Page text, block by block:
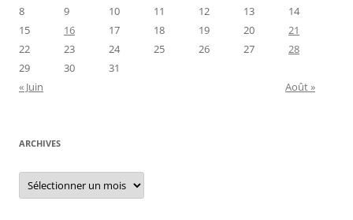
8
9 10 11 12 13
14
15
16 17 18 19 20
21
22
23 24 25 26 27
28
29
30
31
« Juin
Août »
ARCHIVES
Archives